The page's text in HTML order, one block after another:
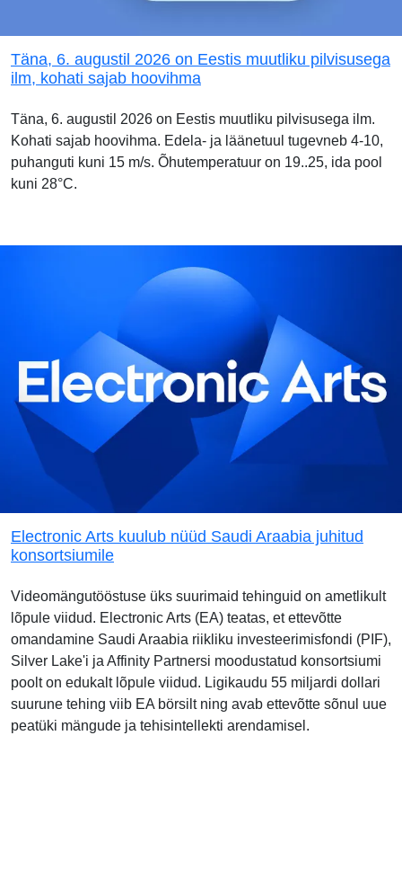
Täna, 6. augustil 2026 on Eestis muutliku pilvisusega
ilm, kohati sajab hoovihma
Täna, 6. augustil 2026 on Eestis muutliku pilvisusega ilm.
Kohati sajab hoovihma. Edela- ja läänetuul tugevneb 4-10,
puhanguti kuni 15 m/s. Õhutemperatuur on 19..25, ida pool
kuni 28°C.
Electronic Arts kuulub nüüd Saudi Araabia juhitud
konsortsiumile
Videomängutööstuse üks suurimaid tehinguid on ametlikult
lõpule viidud. Electronic Arts (EA) teatas, et ettevõtte
omandamine Saudi Araabia riikliku investeerimisfondi (PIF),
Silver Lake'i ja Affinity Partnersi moodustatud konsortsiumi
poolt on edukalt lõpule viidud. Ligikaudu 55 miljardi dollari
suurune tehing viib EA börsilt ning avab ettevõtte sõnul uue
peatüki mängude ja tehisintellekti arendamisel.